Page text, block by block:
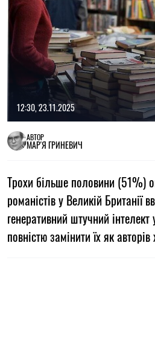
12:30, 23.11.2025
АВТОР
МАР'Я ГРИНЕВИЧ
Трохи більше половини (51%)
романістів у Великій Британії
генеративний штучний
повністю замінити їх як